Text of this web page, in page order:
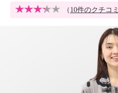
（ 10件のクチコミ